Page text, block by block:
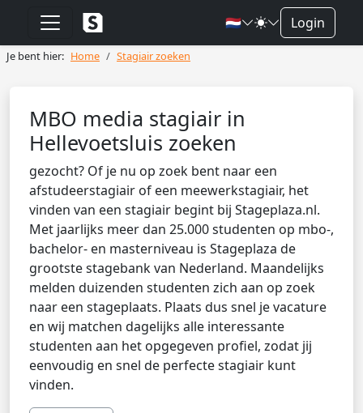
🇳🇱 Login
Je bent hier: Home Stagiair zoeken
MBO media stagiair in
Hellevoetsluis zoeken
gezocht? Of je nu op zoek bent naar een
afstudeerstagiair of een meewerkstagiair, het
vinden van een stagiair begint bij Stageplaza.nl.
Met jaarlijks meer dan 25.000 studenten op mbo-,
bachelor- en masterniveau is Stageplaza de
grootste stagebank van Nederland. Maandelijks
melden duizenden studenten zich aan op zoek
naar een stageplaats. Plaats dus snel je vacature
en wij matchen dagelijks alle interessante
studenten aan het opgegeven profiel, zodat jij
eenvoudig en snel de perfecte stagiair kunt
vinden.